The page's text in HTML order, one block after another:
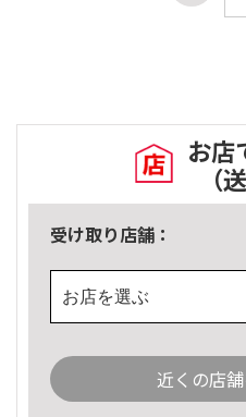
お店
（
受け取り店舗：
お店を選ぶ
近くの店